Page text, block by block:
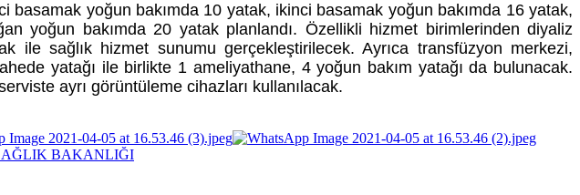
yoğun bakımda 10 yatak, ikinci basamak yoğun bakımda 16 yatak,
yoğun bakımda 20 yatak planlandı. Özellikli hizmet birimlerinden diyaliz
sağlık hizmet sunumu gerçekleştirilecek. Ayrıca transfüzyon merkezi,
yatağı ile birlikte 1 ameliyathane, 4 yoğun bakım yatağı da bulunacak.
ayrı görüntüleme cihazları kullanılacak.